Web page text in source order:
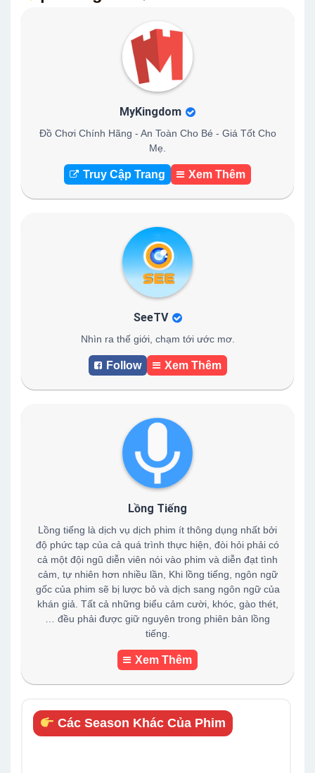
MyKingdom
Đồ Chơi Chính Hãng - An Toàn Cho Bé - Giá Tốt Cho
Mẹ.
Truy Cập Trang Xem Thêm
SeeTV
Nhìn ra thế giới, chạm tới ước mơ.
Follow Xem Thêm
Lồng Tiếng
Lồng tiếng là dịch vụ dịch phim ít thông dụng nhất bởi
độ phức tạp của cả quá trình thực hiện, đòi hỏi phải có
cả một đội ngũ diễn viên nói vào phim và diễn đạt tình
cảm, tự nhiên hơn nhiều lần, Khi lồng tiếng, ngôn ngữ
gốc của phim sẽ bị lược bỏ và dịch sang ngôn ngữ của
khán giả. Tất cả những biểu cảm cười, khóc, gào thét,
… đều phải được giữ nguyên trong phiên bản lồng
tiếng.
Xem Thêm
Các Season Khác Của Phim